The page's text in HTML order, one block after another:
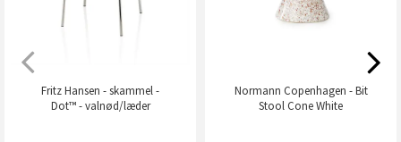
Fritz Hansen - skammel -
Dot™ - valnød/læder
Normann Copenhagen - Bit
Stool Cone White